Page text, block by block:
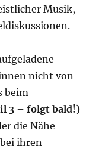
Musik,
nicht von
beim
3 – folgt bald!)
die Nähe
ihren